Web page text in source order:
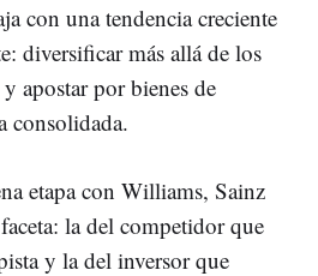
con una tendencia creciente
diversificar más allá de los
apostar por bienes de
consolidada.
etapa con Williams, Sainz
la del competidor que
y la del inversor que